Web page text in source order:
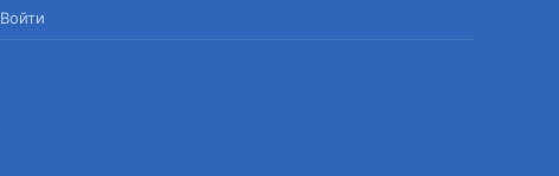
Войти